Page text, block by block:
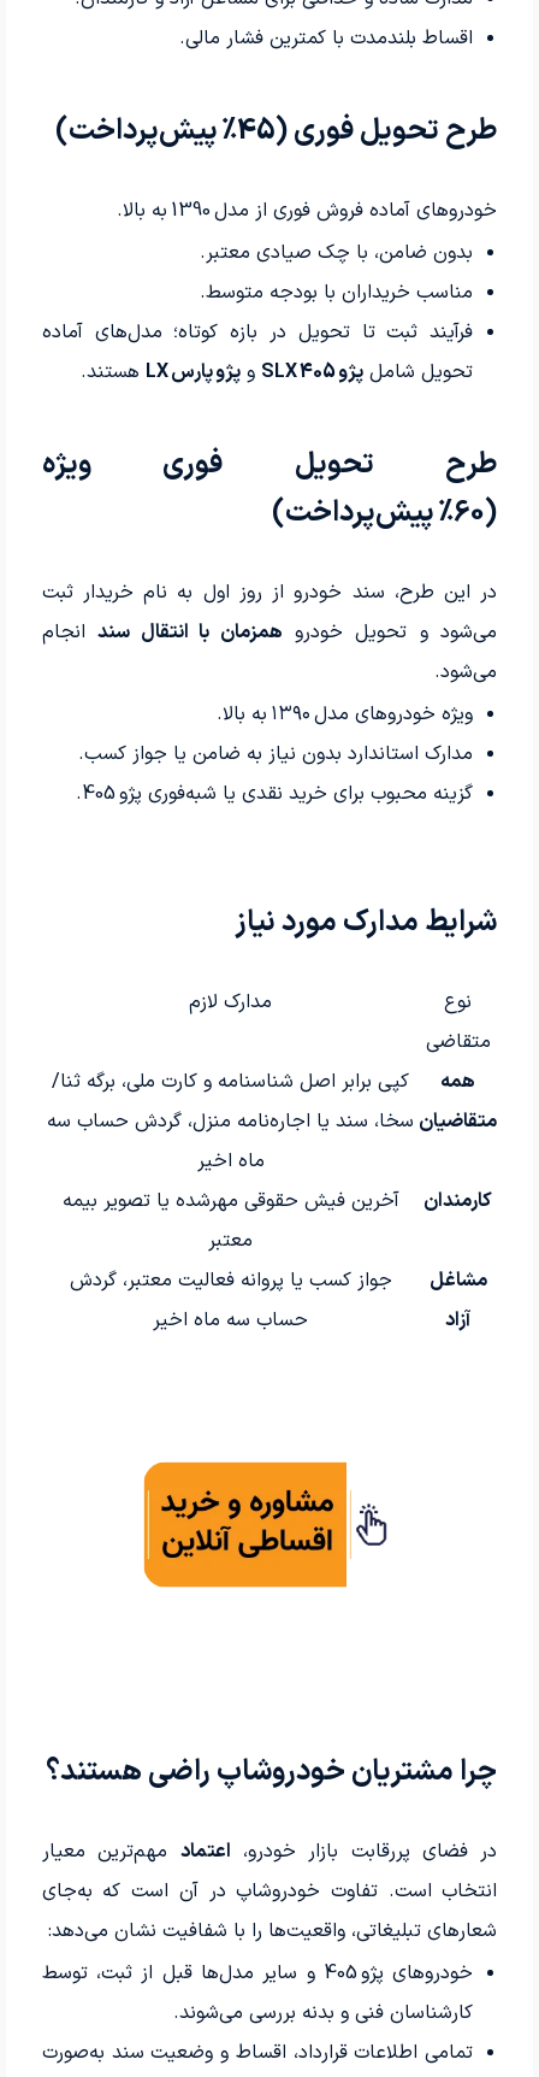
اقساط بلندمدت با کمترین فشار مالی.
طرح تحویل فوری (45٪ پیش‌پرداخت)
خودروهای آماده فروش فوری از مدل 1390 به بالا.
بدون ضامن، با چک صیادی معتبر.
مناسب خریداران با بودجه متوسط.
فرآیند ثبت تا تحویل در بازه کوتاه؛ مدل‌های آماده
تحویل شامل پژو 405 SLX و پژو پارس LX هستند.
طرح تحویل فوری ویژه
(60٪ پیش‌پرداخت)
در این طرح، سند خودرو از روز اول به نام خریدار ثبت
می‌شود و تحویل خودرو همزمان با انتقال سندانجام
می‌شود.
ویژه خودروهای مدل ۱۳۹۰ به بالا.
مدارک استاندارد بدون نیاز به ضامن یا جواز کسب.
گزینه محبوب برای خرید نقدی یا شبه‌فوری پژو 405.
شرایط مدارک مورد نیاز
نوع
متقاضی
مدارک لازم
همه
متقاضیان
کپی برابر اصل شناسنامه و کارت ملی، برگه ثنا/
سخا، سند یا اجاره‌نامه منزل، گردش حساب سه
ماه اخیر
کارمندان
آخرین فیش حقوقی مهر‌شده یا تصویر بیمه
معتبر
مشاغل
آزاد
جواز کسب یا پروانه فعالیت معتبر، گردش
حساب سه ماه اخیر
چرا مشتریان خودروشاپ راضی هستند؟
در فضای پررقابت بازار خودرو، اعتماد مهم‌ترین معیار
انتخاب است. تفاوت خودروشاپ در آن است که به‌جای
شعارهای تبلیغاتی، واقعیت‌ها را با شفافیت نشان می‌دهد:
خودروهای پژو 405 و سایر مدل‌ها قبل از ثبت، توسط
کارشناسان فنی و بدنه بررسی می‌شوند.
تمامی اطلاعات قرارداد، اقساط و وضعیت سند به‌صورت